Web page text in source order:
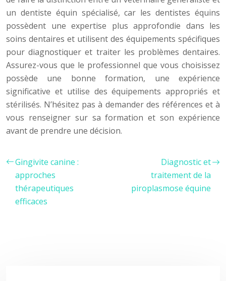
un dentiste équin spécialisé, car les dentistes équins
possèdent une expertise plus approfondie dans les
soins dentaires et utilisent des équipements spécifiques
pour diagnostiquer et traiter les problèmes dentaires.
Assurez-vous que le professionnel que vous choisissez
possède une bonne formation, une expérience
significative et utilise des équipements appropriés et
stérilisés. N’hésitez pas à demander des références et à
vous renseigner sur sa formation et son expérience
avant de prendre une décision.
Gingivite canine :
approches
thérapeutiques
efficaces
Diagnostic et
traitement de la
piroplasmose équine